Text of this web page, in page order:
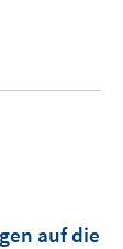
auf die